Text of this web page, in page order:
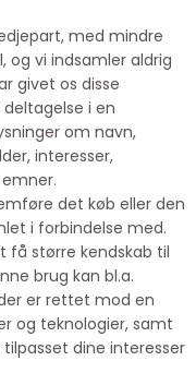
med mindre
og vi indsamler aldrig
givet os disse
i en
om navn,
interesser,
det køb eller den
i forbindelse med.
få større kendskab til
brug kan bl.a.
er rettet mod en
og teknologier, samt
dine interesser